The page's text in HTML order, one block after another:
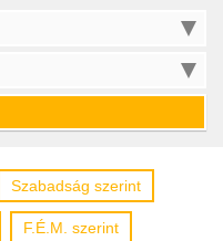
Szabadság szerint
F.É.M. szerint